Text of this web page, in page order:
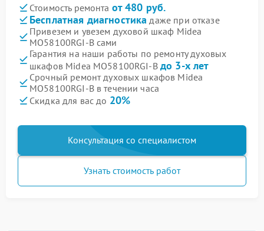
Стоимость ремонта от 480 руб.
Бесплатная диагностика даже при отказе
Привезем и увезем духовой шкаф Midea
MO58100RGI-B сами
Гарантия на наши работы по ремонту духовых
шкафов Midea MO58100RGI-B до 3-х лет
Срочный ремонт духовых шкафов Midea
MO58100RGI-B в течении часа
Скидка для вас до 20%
Консультация со специалистом
Узнать стоимость работ